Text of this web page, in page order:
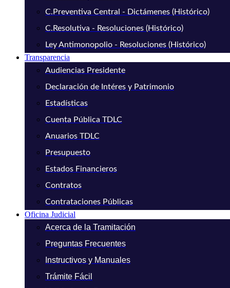
C.Preventiva Central - Dictámenes (Histórico)
C.Resolutiva - Resoluciones (Histórico)
Ley Antimonopolio - Resoluciones (Histórico)
Transparencia
Audiencias Presidente
Declaración de Intéres y Patrimonio
Estadísticas
Cuenta Pública TDLC
Anuarios TDLC
Presupuesto
Estados Financieros
Contratos
Contrataciones Públicas
Oficina Judicial
Acerca de la Tramitación
Preguntas Frecuentes
Instructivos y Manuales
Trámite Fácil